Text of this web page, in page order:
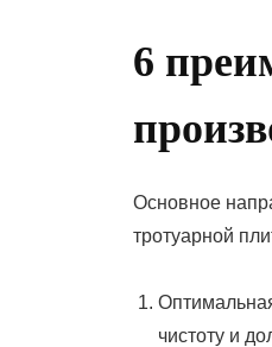
6
Основное
тротуарной
чистоту и